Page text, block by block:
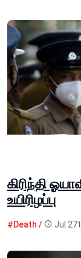
கிரிந்தி
உயிரிழப்பு
#Death / Jul